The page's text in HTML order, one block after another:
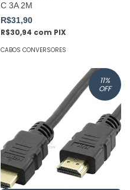
C 3A 2M
R$31,90
R$30,94 com PIX
CABOS CONVERSORES
11%
OFF